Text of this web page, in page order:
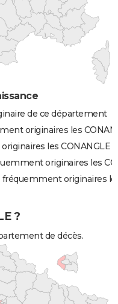
de ce département
originaires les
les CONANGLE
originaires les
originaires
?
de décès.